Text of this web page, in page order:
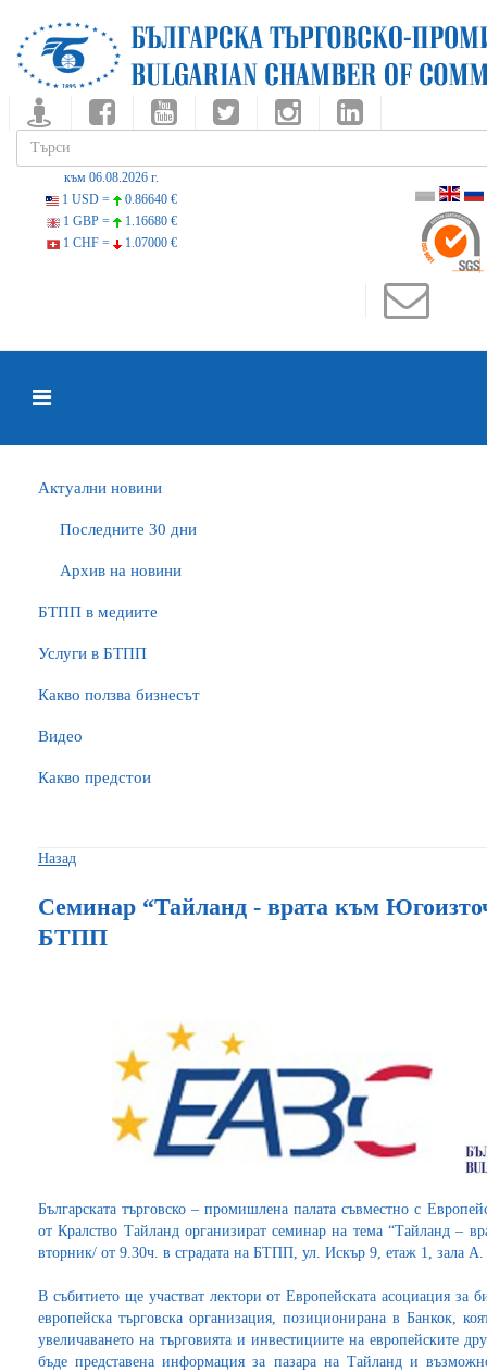
към 06.08.2026 г.
1 USD =
0.86640 €
1 GBP =
1.16680 €
1 CHF =
1.07000 €
Актуални новини
Последните 30 дни
Архив на новини
БTПП в медиите
Услуги в БТПП
Какво ползва бизнесът
Видео
Какво предстои
Назад
Семинар “Тайланд - врата към
БТПП
Българската търговско – промишлена палата съвместно с
от Кралство Тайланд организират семинар на тема “Тайланд –
вторник/ от 9.30ч. в сградата на БТПП, ул. Искър 9, етаж 1, зала A.
В събитието ще участват лектори от Европейската асоциация
европейска търговска организация, позиционирана в Банкок,
увеличаването на търговията и инвестициите на европейските
бъде представена информация за пазара на Тайланд и